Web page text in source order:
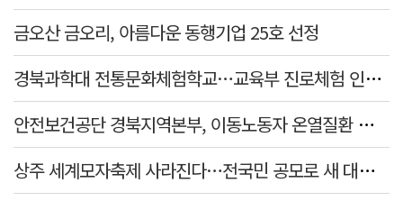
금오산 금오리, 아름다운 동행기업 25호 선정
경북과학대 전통문화체험학교…교육부 진로체험 인증기관 선정
안전보건공단 경북지역본부, 이동노동자 온열질환 예방 캠페인
상주 세계모자축제 사라진다…전국민 공모로 새 대표축제 발굴 나서